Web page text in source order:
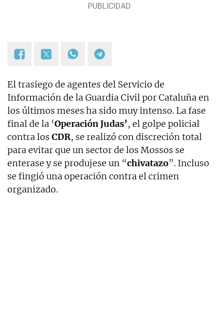
El trasiego de agentes del Servicio de
Información de la Guardia Civil por Cataluña en
los últimos meses ha sido muy intenso. La fase
final de la ‘Operación Judas’, el golpe policial
contra los CDR, se realizó con discreción total
para evitar que un sector de los Mossos se
enterase y se produjese un “chivatazo”. Incluso
se fingió una operación contra el crimen
organizado.